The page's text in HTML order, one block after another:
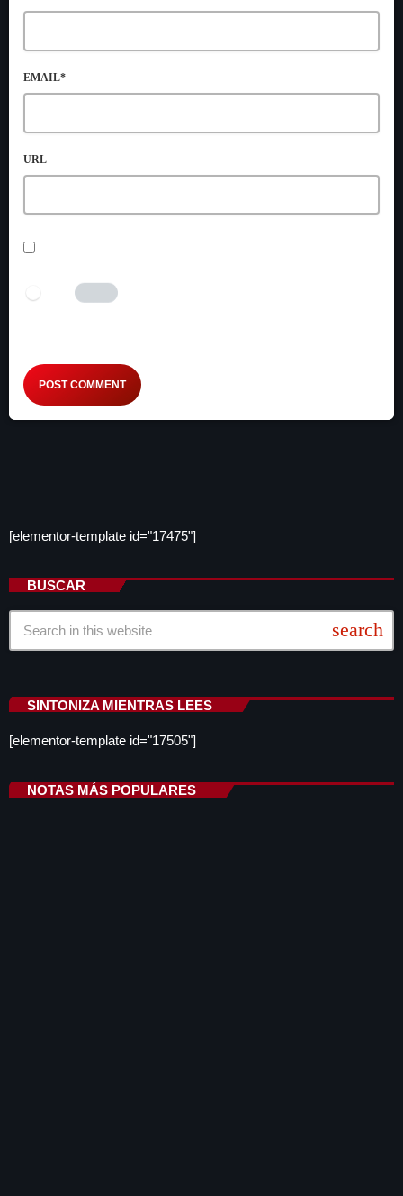
EMAIL*
URL
I AM HUMAN
[elementor-template id="17475"]
BUSCAR
search
SINTONIZA MIENTRAS LEES
[elementor-template id="17505"]
NOTAS MÁS POPULARES